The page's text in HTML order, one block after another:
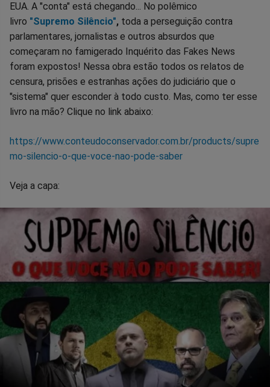
EUA. A "conta" está chegando... No polêmico
livro "Supremo Silêncio", toda a perseguição contra
parlamentares, jornalistas e outros absurdos que
começaram no famigerado Inquérito das Fakes News
foram expostos! Nessa obra estão todos os relatos de
censura, prisões e estranhas ações do judiciário que o
"sistema" quer esconder à todo custo. Mas, como ter esse
livro na mão? Clique no link abaixo:
https://www.conteudoconservador.com.br/products/supre
mo-silencio-o-que-voce-nao-pode-saber
Veja a capa: